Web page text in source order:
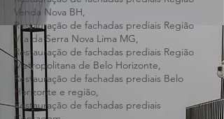
Pampulha BH,
Restauração de fachadas prediais Região
Venda Nova BH,
Restauração de fachadas prediais Região
Vila da Serra Nova Lima MG,
Restauração de fachadas prediais Região
Metropolitana de Belo Horizonte,
Restauração de fachadas prediais Belo